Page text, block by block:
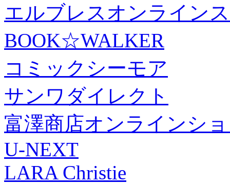
エルブレスオンライン
BOOK☆WALKER
コミックシーモア
サンワダイレクト
富澤商店オンラインシ
U-NEXT
LARA Christie